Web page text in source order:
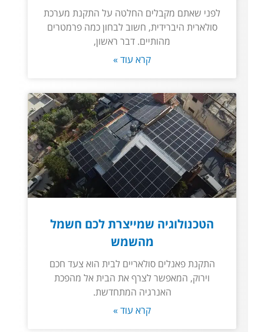
לפני שאתם מקבלים החלטה על התקנת מערכת
סולארית היברידית, חשוב לבחון כמה פרמטרים
מהותיים. דבר ראשון,
קרא עוד »
הטכנולוגיה שמייצרת לכם חשמל
מהשמש
התקנת פאנלים סולאריים לבית הוא צעד חכם
וירוק, המאפשר לצרף את הבית אל מהפכת
האנרגיה המתחדשת.
קרא עוד »